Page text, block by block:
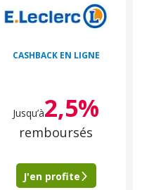
CASHBACK EN LIGNE
Jusqu’à2,5%
remboursés
J'en profite